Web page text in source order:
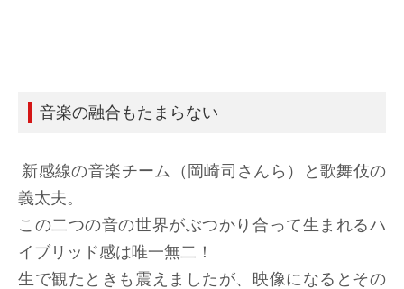
音楽の融合もたまらない
新感線の音楽チーム（岡崎司さんら）と歌舞伎の
義太夫。
この二つの音の世界がぶつかり合って生まれるハ
イブリッド感は唯一無二！
生で観たときも震えましたが、映像になるとその